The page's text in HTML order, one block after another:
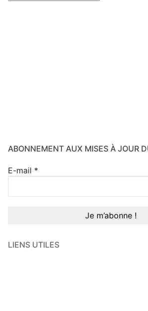
ABONNEMENT AUX MISES À JOUR
E-mail *
LIENS UTILES